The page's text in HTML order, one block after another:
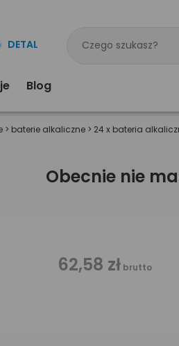
DETAL
Blog
> baterie alkaliczne > 24 x bateria
Obecnie nie
62,58 zł brutto